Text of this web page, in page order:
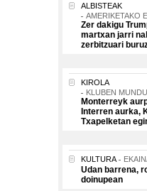
ALBISTEAK
AMERIKETAKO
Zer dakigu
martxan jarri
zerbitzuari
KIROLA
KLUBEN
Monterreyk
Interren aurka,
Txapelketan
KULTURA
Udan barrena,
doinupean